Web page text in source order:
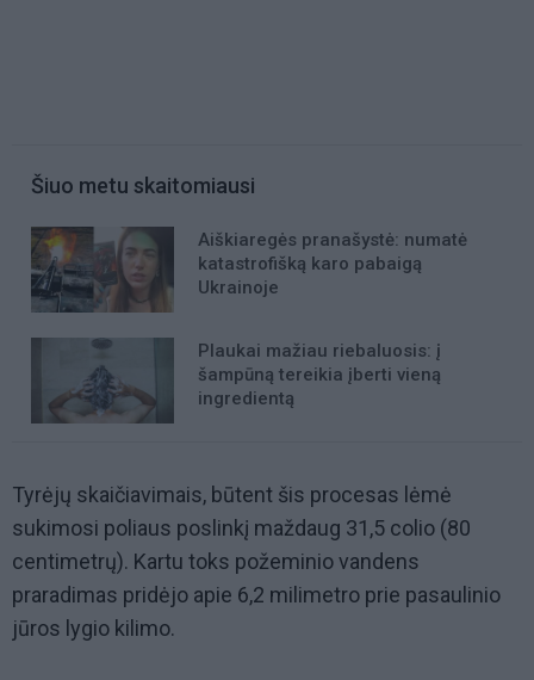
Šiuo metu skaitomiausi
Aiškiaregės pranašystė: numatė
katastrofišką karo pabaigą
Ukrainoje
Plaukai mažiau riebaluosis: į
šampūną tereikia įberti vieną
ingredientą
Tyrėjų skaičiavimais, būtent šis procesas lėmė
sukimosi poliaus poslinkį maždaug 31,5 colio (80
centimetrų). Kartu toks požeminio vandens
praradimas pridėjo apie 6,2 milimetro prie pasaulinio
jūros lygio kilimo.